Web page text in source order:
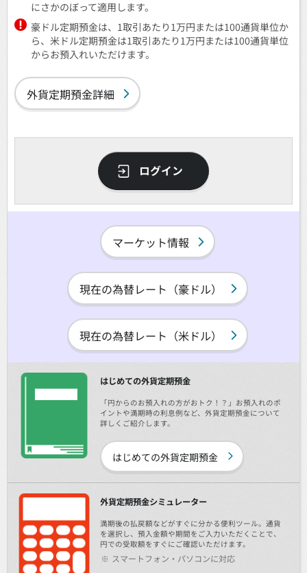
にさかのぼって適用します。
豪ドル定期預金は、1取引あたり1万円または100通貨単位か
ら、米ドル定期預金は1取引あたり1万円または100通貨単位
からお預入れいただけます。
外貨定期預金詳細
ログイン
マーケット情報
現在の為替レート（豪ドル）
現在の為替レート（米ドル）
はじめての外貨定期預金
「円からのお預入れの方がおトク！？」お預入れのポ
イントや満期時の利息例など、外貨定期預金について
詳しくご紹介します。
はじめての外貨定期預金
外貨定期預金シミュレーター
満期後の払戻額などがすぐに分かる便利ツール。通貨
を選択し、預入金額や期間をご入力いただくことで、
円での受取額をすぐにご確認いただけます。
※ スマートフォン・パソコンに対応